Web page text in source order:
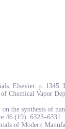
Elsevier. p. 1345.
Chemical Vapor
the synthesis of
46 (19):
of Modern